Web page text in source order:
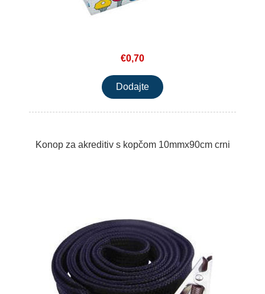
€0,70
Konop za akreditiv s kopčom 10mmx90cm crni